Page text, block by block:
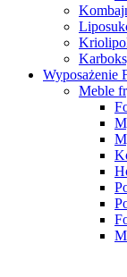
Wyposażenie
Meble